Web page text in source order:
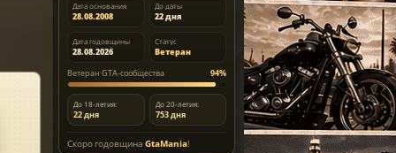
Дата основания
28.08.2008
До даты
22 дня
Дата годовщины
28.08.2026
Статус
Ветеран
Ветеран GTA-сообщества
94%
До 18-летия:
22 дня
До 20-летия:
753 дня
Скоро годовщинаGtaMania!